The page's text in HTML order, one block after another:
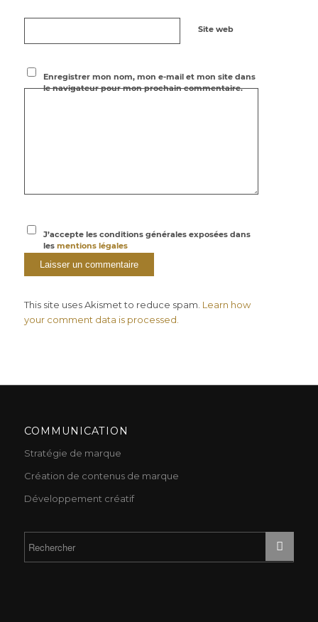
Site web
Enregistrer mon nom, mon e-mail et mon site dans
le navigateur pour mon prochain commentaire.
J’accepte les conditions générales exposées dans
lesmentions légales
This site uses Akismet to reduce spam. Learn how
your comment data is processed.
COMMUNICATION
Stratégie de marque
Création de contenus de marque
Développement créatif